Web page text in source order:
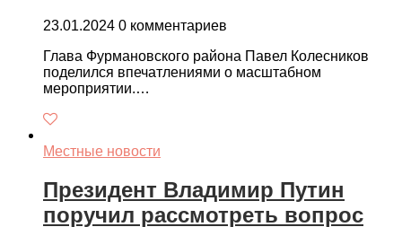
23.01.2024 0 комментариев
Глава Фурмановского района Павел Колесников
поделился впечатлениями о масштабном
мероприятии.…
Местные новости
Президент Владимир Путин
поручил рассмотреть вопрос